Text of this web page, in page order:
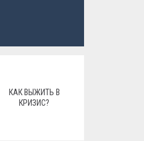
КАК ВЫЖИТЬ В
КРИЗИС?